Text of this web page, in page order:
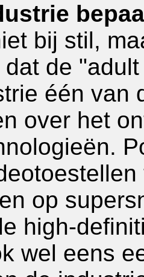
bij stil,
de
één van
over het
op
high-
wel eens